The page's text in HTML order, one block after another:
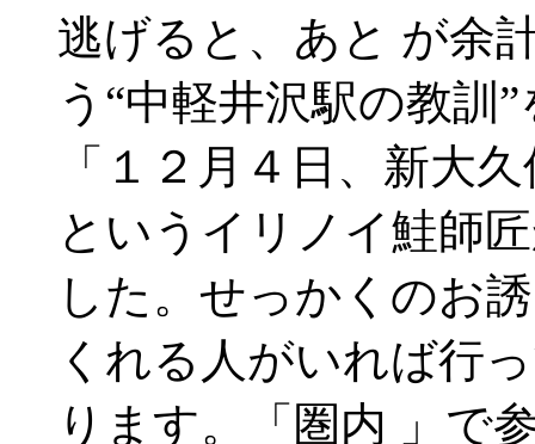
逃げると、あと が余
う“中軽井沢駅の教訓
「１２月４日、新大
というイリノイ鮭師
した。せっかくのお
くれる人がいれば行
ります。「圏内 」で